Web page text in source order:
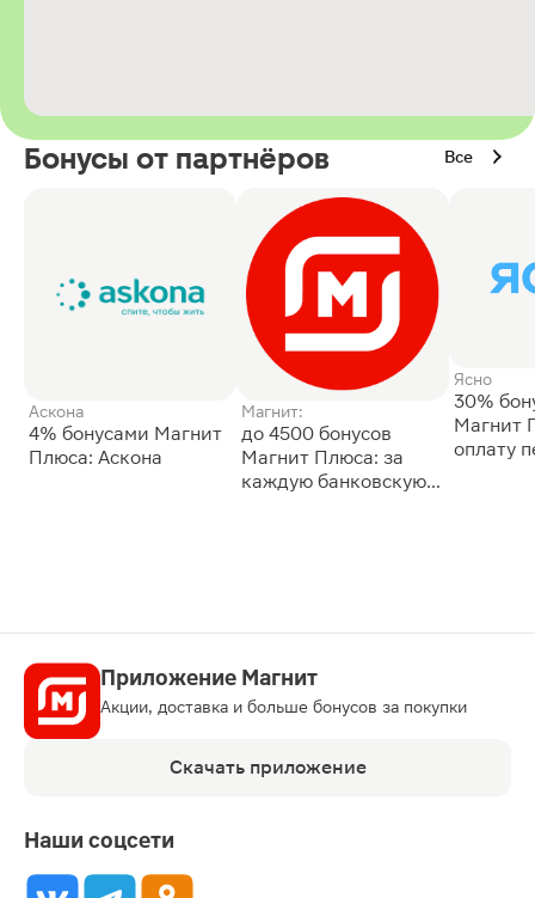
Бонусы от партнёров Все
Аскона
4% бонусами Магнит
Плюса: Аскона
Магнит:
до 4500 бонусов
Магнит Плюса: за
каждую банковскую
Ясно
30%
Магнит
оплату
Приложение Магнит
Акции, доставка и больше бонусов за покупки
Скачать приложение
Наши соцсети